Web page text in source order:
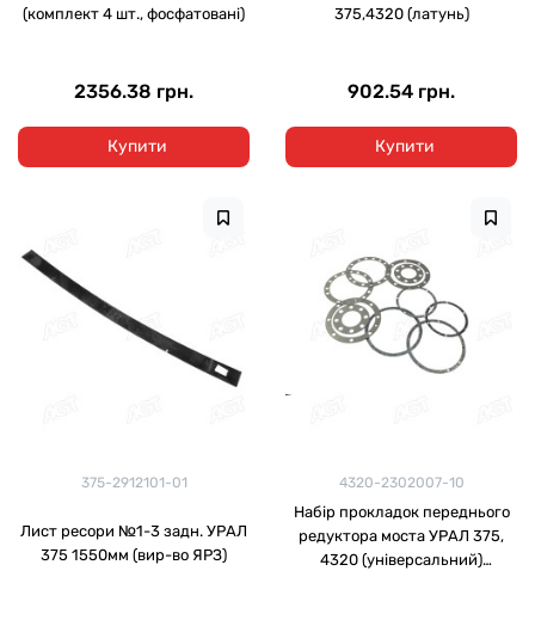
(комплект 4 шт., фосфатовані)
2356.38 грн.
Купити
375,4320 (латунь)
902.54 грн.
Купити
375-2912101-01
Лист ресори №1-3 задн. УРАЛ
375 1550мм (вир-во ЯРЗ)
4320-2302007-10
Набір прокладок переднього
редуктора моста УРАЛ 375,
4320 (універсальний)